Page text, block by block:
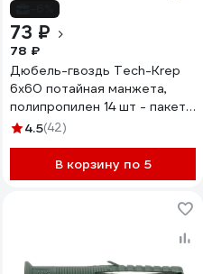
73 ₽
78 ₽
Дюбель-гвоздь Tech-Krep
6х60 потайная манжета,
полипропилен 14 шт - пакет
102944
4.5(42)
В корзину по 5